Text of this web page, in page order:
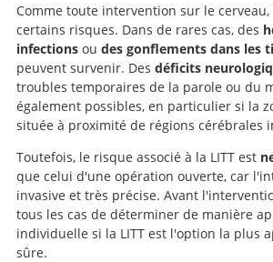
Comme toute intervention sur le cerveau,
certains risques. Dans de rares cas, des
infectionsou des gonflements dans les
peuvent survenir. Des déficits
troubles temporaires de la parole ou du
également possibles, en particulier si la
située à proximité de régions cérébrales
Toutefois, le risque associé à la LITT est
que celui d'une opération ouverte, car
invasive et très précise. Avant
tous les cas de déterminer de manière
individuelle si la LITT est l'option la plus
sûre.